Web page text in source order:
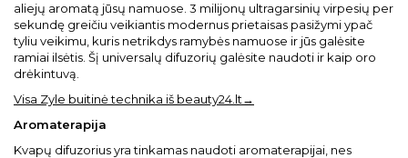
aliejų aromatą jūsų namuose. 3 milijonų ultragarsinių virpesių per
sekundę greičiu veikiantis modernus prietaisas pasižymi ypač
tyliu veikimu, kuris netrikdys ramybės namuose ir jūs galėsite
ramiai ilsėtis. Šį universalų difuzorių galėsite naudoti ir kaip oro
drėkintuvą.
Visa Zyle buitinė technika iš beauty24.lt→
Aromaterapija
Kvapų difuzorius yra tinkamas naudoti aromaterapijai, nes